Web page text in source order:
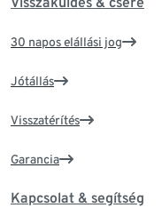
30 napos elállási jog
Jótállás
Visszatérítés
Garancia
Kapcsolat & segítség